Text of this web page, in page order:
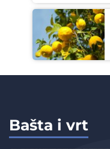
Bašta i vrt